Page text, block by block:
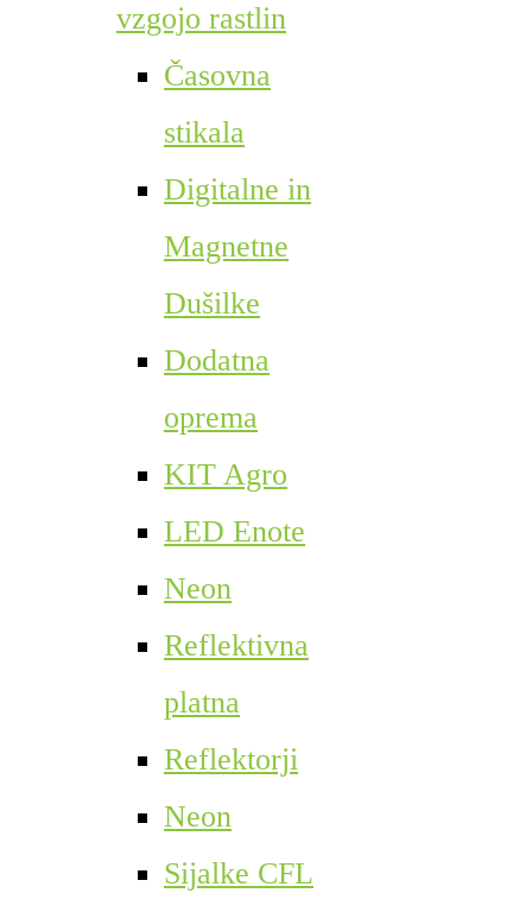
vzgojo rastlin
Časovna
stikala
Digitalne in
Magnetne
Dušilke
Dodatna
oprema
KIT Agro
LED Enote
Neon
Reflektivna
platna
Reflektorji
Neon
Sijalke CFL